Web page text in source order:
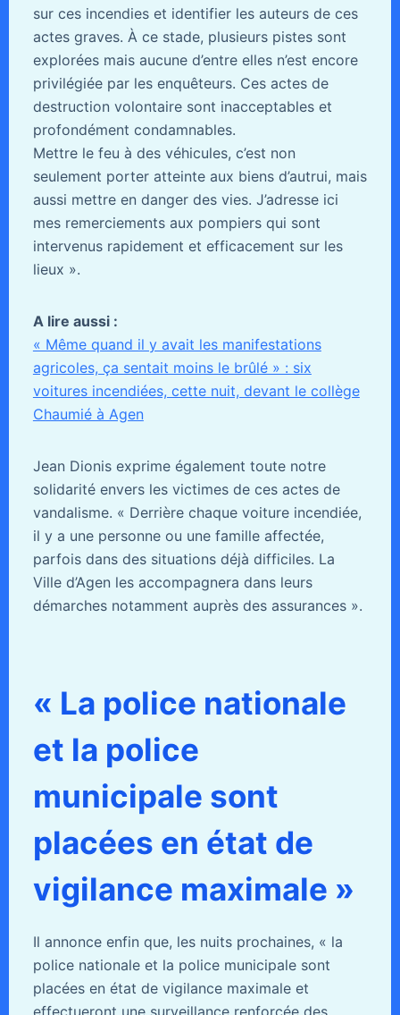
sur ces incendies et identifier les auteurs de ces
actes graves. À ce stade, plusieurs pistes sont
explorées mais aucune d’entre elles n’est encore
privilégiée par les enquêteurs. Ces actes de
destruction volontaire sont inacceptables et
profondément condamnables.
Mettre le feu à des véhicules, c’est non
seulement porter atteinte aux biens d’autrui, mais
aussi mettre en danger des vies. J’adresse ici
mes remerciements aux pompiers qui sont
intervenus rapidement et efficacement sur les
lieux ».
A lire aussi :
« Même quand il y avait les manifestations
agricoles, ça sentait moins le brûlé » : six
voitures incendiées, cette nuit, devant le collège
Chaumié à Agen
Jean Dionis exprime également toute notre
solidarité envers les victimes de ces actes de
vandalisme. « Derrière chaque voiture incendiée,
il y a une personne ou une famille affectée,
parfois dans des situations déjà difficiles. La
Ville d’Agen les accompagnera dans leurs
démarches notamment auprès des assurances ».
« La police nationale
et la police
municipale sont
placées en état de
vigilance maximale »
Il annonce enfin que, les nuits prochaines, « la
police nationale et la police municipale sont
placées en état de vigilance maximale et